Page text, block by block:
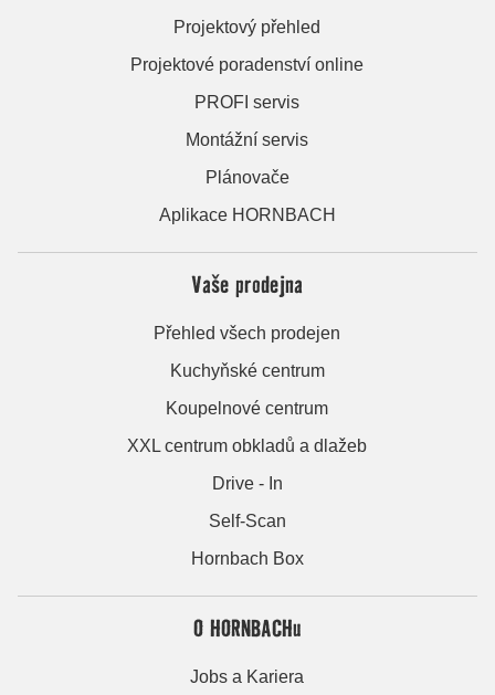
Projektový přehled
Projektové poradenství online
PROFI servis
Montážní servis
Plánovače
Aplikace HORNBACH
Vaše prodejna
Přehled všech prodejen
Kuchyňské centrum
Koupelnové centrum
XXL centrum obkladů a dlažeb
Drive - In
Self-Scan
Hornbach Box
O HORNBACHu
Jobs a Kariera